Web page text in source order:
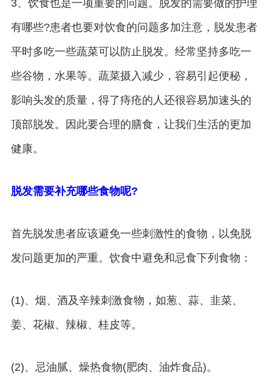
3、饮食也是一项重要的问题。脱发的需要做的护理
有哪些?患者也要对饮食的问题多加注意，脱发患者
平时多吃一些蔬菜可以防止脱发。经常坚持多吃一
些谷物，水果等。蔬菜摄入减少，容易引起便秘，
影响头发的质量，得了痔疮的人还很容易加速头的
顶部脱发。因此要合理的膳食，让我们生活的更加
健康。
脱发需要补充哪些食物呢?
首先脱发患者应该避免一些刺激性的食物，以免脱
发问题更加的严重。饮食中避免和忌食下列食物：
(1)、烟、酒及辛辣刺激食物，如葱、蒜、韭菜、
姜、花椒、辣椒、桂皮等。
(2)、忌油腻、燥热食物(肥肉、油炸食品)。